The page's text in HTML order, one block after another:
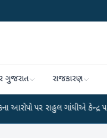
ગુજરાત રાજકારણ
રાહુલ ગાંધીએ કેન્દ્ર પર પ્રહાર